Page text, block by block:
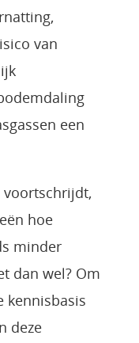
van
een
hoe
minder
dan wel? Om
kennisbasis
deze